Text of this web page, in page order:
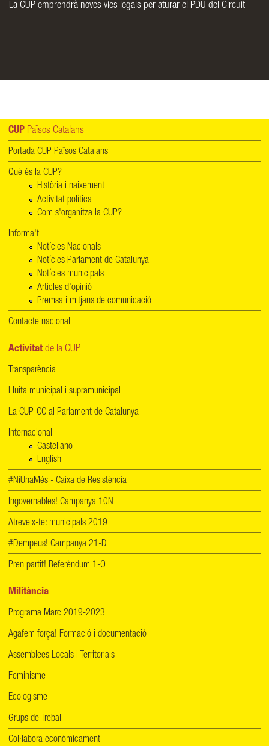
La CUP emprendrà noves vies legals per aturar el PDU del Circuit
CUP Països Catalans
Portada CUP Països Catalans
Què és la CUP?
Història i naixement
Activitat política
Com s'organitza la CUP?
Informa't
Notícies Nacionals
Notícies Parlament de Catalunya
Notícies municipals
Articles d'opinió
Premsa i mitjans de comunicació
Contacte nacional
Activitat de la CUP
Transparència
Lluita municipal i supramunicipal
La CUP-CC al Parlament de Catalunya
Internacional
Castellano
English
#NiUnaMés - Caixa de Resistència
Ingovernables! Campanya 10N
Atreveix-te: municipals 2019
#Dempeus! Campanya 21-D
Pren partit! Referèndum 1-O
Militància
Programa Marc 2019-2023
Agafem força! Formació i documentació
Assemblees Locals i Territorials
Feminisme
Ecologisme
Grups de Treball
Col·labora econòmicament